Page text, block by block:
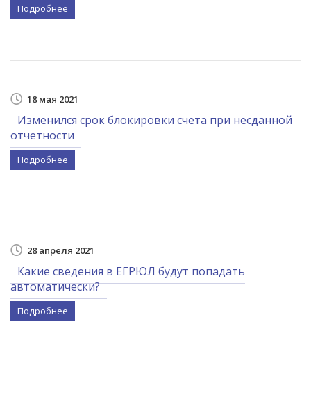
Подробнее
18 мая 2021
Изменился срок блокировки счета при несданной
отчетности
Подробнее
28 апреля 2021
Какие сведения в ЕГРЮЛ будут попадать
автоматически?
Подробнее